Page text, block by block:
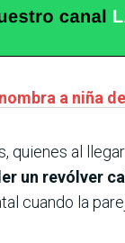
a niña
quienes al
un revólver
cuando la